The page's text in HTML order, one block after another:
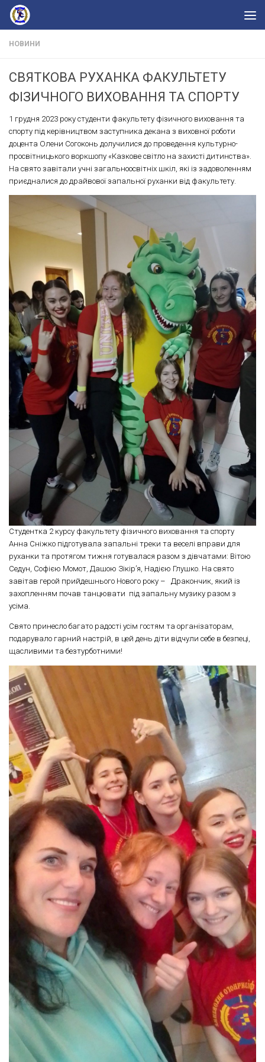
Skip to content
НОВИНИ
СВЯТКОВА РУХАНКА ФАКУЛЬТЕТУ
ФІЗИЧНОГО ВИХОВАННЯ ТА СПОРТУ
1 грудня 2023 року студенти факультету фізичного виховання та
спорту під керівництвом заступника декана з виховної роботи
доцента Олени Согоконь долучилися до проведення культурно-
просвітницького воркшопу «Казкове світло на захисті дитинства».
На свято завітали учні загальноосвітніх шкіл, які із задоволенням
приєдналися до драйвової запальної руханки від факультету.
Студентка 2 курсу факультету фізичного виховання та спорту
Анна Сніжко підготувала запальні треки та веселі вправи для
руханки та протягом тижня готувалася разом з дівчатами: Вітою
Седун, Софією Момот, Дашою Зікір’я, Надією Глушко. На свято
завітав герой прийдешнього Нового року – Дракончик, який із
захопленням почав танцювати під запальну музику разом з
усіма.
Свято принесло багато радості усім гостям та організаторам,
подарувало гарний настрій, в цей день діти відчули себе в безпеці,
щасливими та безтурботними!